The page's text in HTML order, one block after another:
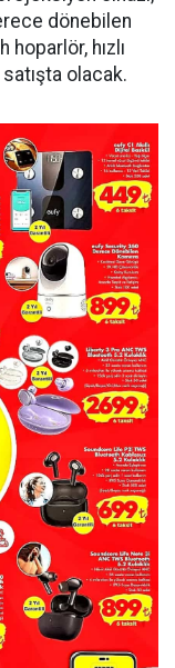
dönebilen
hızlı
olacak.